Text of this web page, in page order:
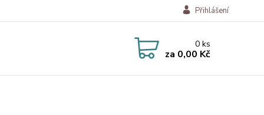
Přihlášení
0ks
za 0,00 Kč